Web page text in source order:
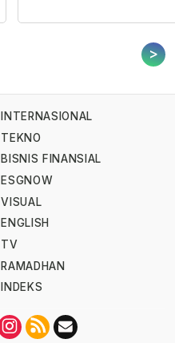
>
INTERNASIONAL
TEKNO
BISNIS FINANSIAL
ESGNOW
VISUAL
ENGLISH
TV
RAMADHAN
INDEKS